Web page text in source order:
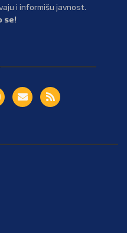
i informišu javnost.
se!